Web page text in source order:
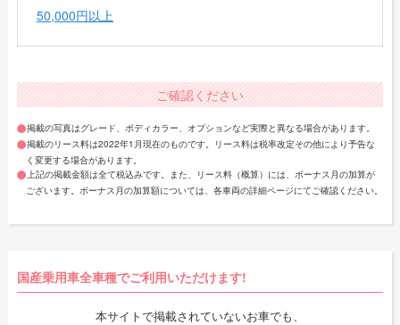
50,000円以上
ご確認ください
掲載の写真はグレード、ボディカラー、オプションなど実際と異なる場合があります。
掲載のリース料は2022年1月現在のものです。リース料は税率改定その他により予告な
く変更する場合があります。
上記の掲載金額は全て税込みです。また、リース料（概算）には、ボーナス月の加算が
ございます。ボーナス月の加算額については、各車両の詳細ページにてご確認ください。
国産乗用車全車種でご利用いただけます!
本サイトで掲載されていないお車でも、